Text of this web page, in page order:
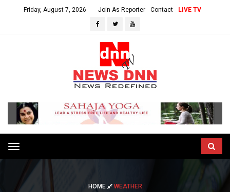
Friday, August 7, 2026 Join As Reporter Contact LIVE TV
Toggle
navigation
HOME WEATHER